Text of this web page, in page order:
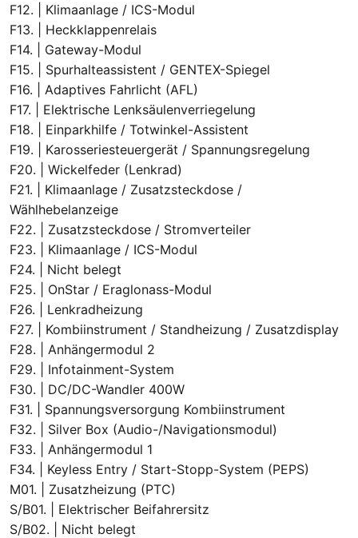
F12. | Klimaanlage / ICS-Modul
F13. | Heckklappenrelais
F14. | Gateway-Modul
F15. | Spurhalteassistent / GENTEX-Spiegel
F16. | Adaptives Fahrlicht (AFL)
F17. | Elektrische Lenksäulenverriegelung
F18. | Einparkhilfe / Totwinkel-Assistent
F19. | Karosseriesteuergerät / Spannungsregelung
F20. | Wickelfeder (Lenkrad)
F21. | Klimaanlage / Zusatzsteckdose /
Wählhebelanzeige
F22. | Zusatzsteckdose / Stromverteiler
F23. | Klimaanlage / ICS-Modul
F24. | Nicht belegt
F25. | OnStar / Eraglonass-Modul
F26. | Lenkradheizung
F27. | Kombiinstrument / Standheizung / Zusatzdisplay
F28. | Anhängermodul 2
F29. | Infotainment-System
F30. | DC/DC-Wandler 400W
F31. | Spannungsversorgung Kombiinstrument
F32. | Silver Box (Audio-/Navigationsmodul)
F33. | Anhängermodul 1
F34. | Keyless Entry / Start-Stopp-System (PEPS)
M01. | Zusatzheizung (PTC)
S/B01. | Elektrischer Beifahrersitz
S/B02. | Nicht belegt